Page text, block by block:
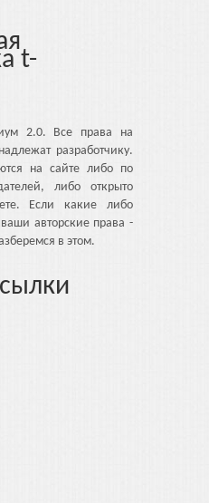
t-
2.0. Все права на
разработчику.
на сайте либо по
либо открыто
Если какие либо
авторские права -
в этом.